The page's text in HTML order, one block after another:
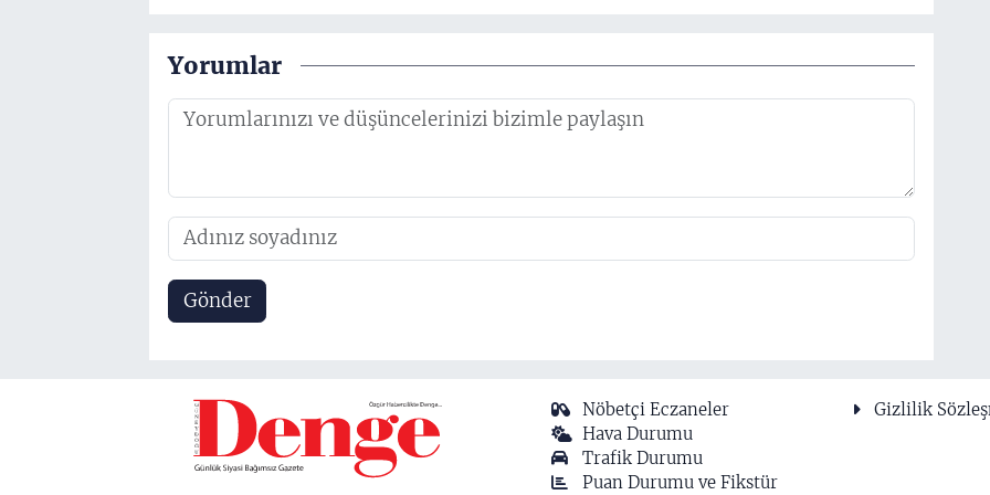
Yorumlar
Gönder
Nöbetçi Eczaneler
Hava Durumu
Trafik Durumu
Puan Durumu ve Fikstür
Gizlilik